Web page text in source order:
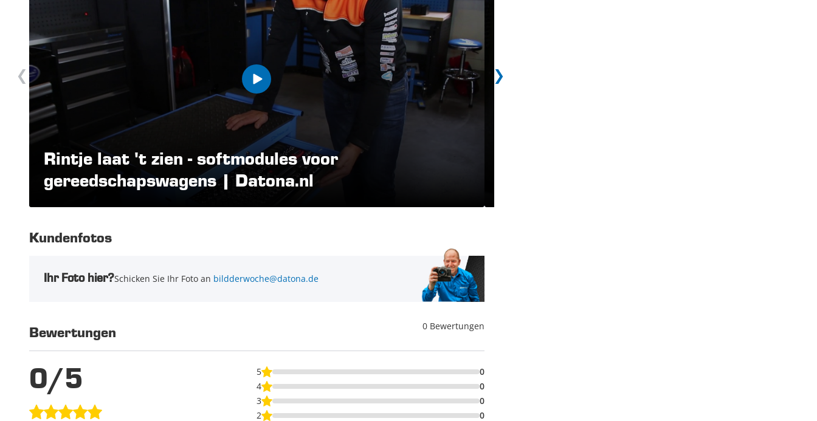
Rintje laat 't zien - softmodules voor
gereedschapswagens | Datona.nl
Kundenfotos
Ihr Foto hier?Schicken Sie Ihr Foto an bildderwoche@datona.de
Bewertungen
0 Bewertungen
0/5 5
0
4
0
3
0
2
0